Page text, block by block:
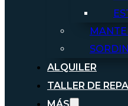
ALQUILER
TALLER DE